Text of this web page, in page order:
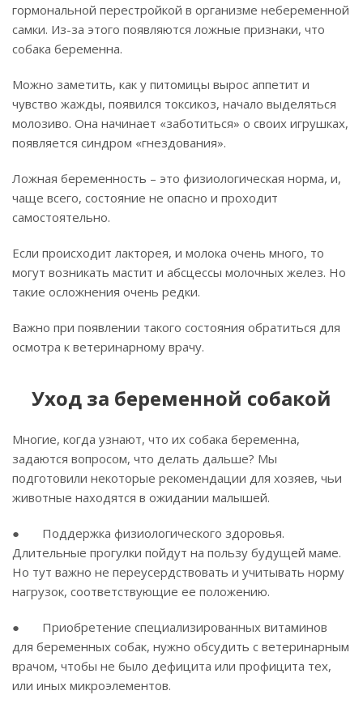
гормональной перестройкой в организме небеременной
самки. Из-за этого появляются ложные признаки, что
собака беременна.
Можно заметить, как у питомицы вырос аппетит и
чувство жажды, появился токсикоз, начало выделяться
молозиво. Она начинает «заботиться» о своих игрушках,
появляется синдром «гнездования».
Ложная беременность – это физиологическая норма, и,
чаще всего, состояние не опасно и проходит
самостоятельно.
Если происходит лакторея, и молока очень много, то
могут возникать мастит и абсцессы молочных желез. Но
такие осложнения очень редки.
Важно при появлении такого состояния обратиться для
осмотра к ветеринарному врачу.
Уход за беременной собакой
Многие, когда узнают, что их собака беременна,
задаются вопросом, что делать дальше? Мы
подготовили некоторые рекомендации для хозяев, чьи
животные находятся в ожидании малышей.
● Поддержка физиологического здоровья.
Длительные прогулки пойдут на пользу будущей маме.
Но тут важно не переусердствовать и учитывать норму
нагрузок, соответствующие ее положению.
● Приобретение специализированных витаминов
для беременных собак, нужно обсудить с ветеринарным
врачом, чтобы не было дефицита или профицита тех,
или иных микроэлементов.